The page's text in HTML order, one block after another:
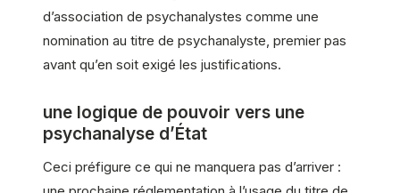
d’association de psychanalystes comme une
nomination au titre de psychanalyste, premier pas
avant qu’en soit exigé les justifications.
une logique de pouvoir vers une
psychanalyse d’État
Ceci préfigure ce qui ne manquera pas d’arriver :